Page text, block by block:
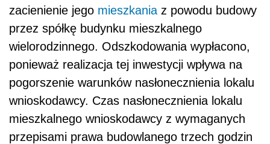
zacienienie jego mieszkania z powodu budowy
przez spółkę budynku mieszkalnego
wielorodzinnego. Odszkodowania wypłacono,
ponieważ realizacja tej inwestycji wpływa na
pogorszenie warunków nasłonecznienia lokalu
wnioskodawcy. Czas nasłonecznienia lokalu
mieszkalnego wnioskodawcy z wymaganych
przepisami prawa budowlanego trzech godzin